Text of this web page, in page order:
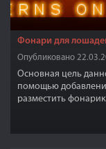
Фонари для
Опубликовано
Основная цель
помощью
разместить